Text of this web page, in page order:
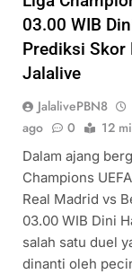
03.00 WIB
Prediksi Skor
Jalalive
JalalivePBN8
ago
0 12
Dalam ajang
Champions
Real Madrid vs
03.00 WIB Dini
salah satu duel
dinanti oleh